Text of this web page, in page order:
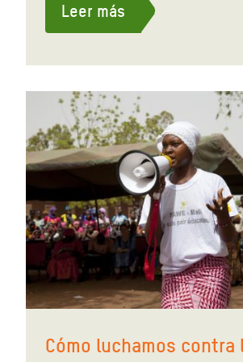
Leer más
Cómo luchamos contra